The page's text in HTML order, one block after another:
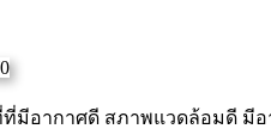
ที่ที่มีอากาศดี สภาพแวดล้อมดี มี